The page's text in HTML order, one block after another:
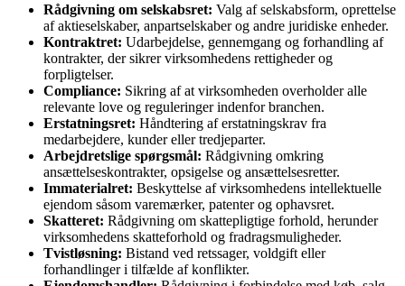
Rådgivning om selskabsret: Valg af selskabsform, oprettelse
af aktieselskaber, anpartselskaber og andre juridiske enheder.
Kontraktret: Udarbejdelse, gennemgang og forhandling af
kontrakter, der sikrer virksomhedens rettigheder og
forpligtelser.
Compliance: Sikring af at virksomheden overholder alle
relevante love og reguleringer indenfor branchen.
Erstatningsret: Håndtering af erstatningskrav fra
medarbejdere, kunder eller tredjeparter.
Arbejdretslige spørgsmål: Rådgivning omkring
ansættelseskontrakter, opsigelse og ansættelsesretter.
Immaterialret: Beskyttelse af virksomhedens intellektuelle
ejendom såsom varemærker, patenter og ophavsret.
Skatteret: Rådgivning om skattepligtige forhold, herunder
virksomhedens skatteforhold og fradragsmuligheder.
Tvistløsning: Bistand ved retssager, voldgift eller
forhandlinger i tilfælde af konflikter.